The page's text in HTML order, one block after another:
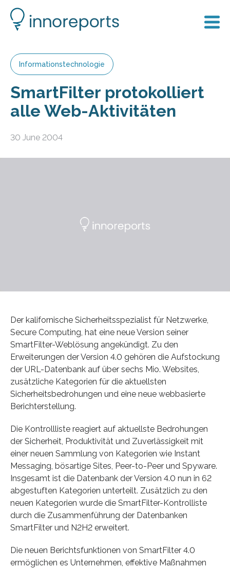
Informationstechnologie
SmartFilter protokolliert
alle Web-Aktivitäten
30 June 2004
Der kalifornische Sicherheitsspezialist für Netzwerke,
Secure Computing, hat eine neue Version seiner
SmartFilter-Weblösung angekündigt. Zu den
Erweiterungen der Version 4.0 gehören die Aufstockung
der URL-Datenbank auf über sechs Mio. Websites,
zusätzliche Kategorien für die aktuellsten
Sicherheitsbedrohungen und eine neue webbasierte
Berichterstellung.
Die Kontrollliste reagiert auf aktuellste Bedrohungen
der Sicherheit, Produktivität und Zuverlässigkeit mit
einer neuen Sammlung von Kategorien wie Instant
Messaging, bösartige Sites, Peer-to-Peer und Spyware.
Insgesamt ist die Datenbank der Version 4.0 nun in 62
abgestuften Kategorien unterteilt. Zusätzlich zu den
neuen Kategorien wurde die SmartFilter-Kontrolliste
durch die Zusammenführung der Datenbanken
SmartFilter und N2H2 erweitert.
Die neuen Berichtsfunktionen von SmartFilter 4.0
ermöglichen es Unternehmen, effektive Maßnahmen